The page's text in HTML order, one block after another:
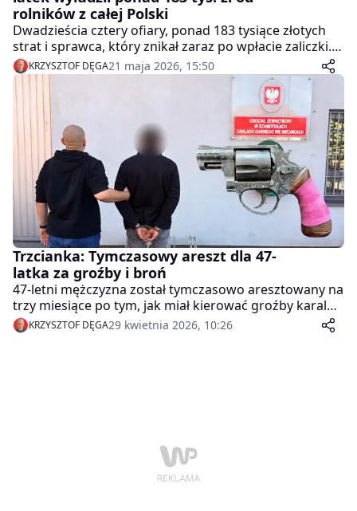
rolników z całej Polski
Dwadzieścia cztery ofiary, ponad 183 tysiące złotych
strat i sprawca, który znikał zaraz po wpłacie zaliczki.
Za kratkami wylądował 28-latek z Warszawy - a to
może nie być koniec tej historii.
KRZYSZTOF DĘGA21 maja 2026, 15:50
Trzcianka: Tymczasowy areszt dla 47-
latka za groźby i broń
47-letni mężczyzna został tymczasowo aresztowany na
trzy miesiące po tym, jak miał kierować groźby karalne
wobec partnera swojej byłej partnerki. Policja
zabezpieczyła przy nim broń gazową i amunicję.
KRZYSZTOF DĘGA29 kwietnia 2026, 10:26